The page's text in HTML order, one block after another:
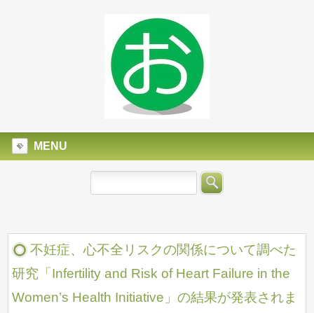
MENU
不妊症、心不全リスクの関係について調べた
研究「Infertility and Risk of Heart Failure in the
Women’s Health Initiative」の結果が発表されま